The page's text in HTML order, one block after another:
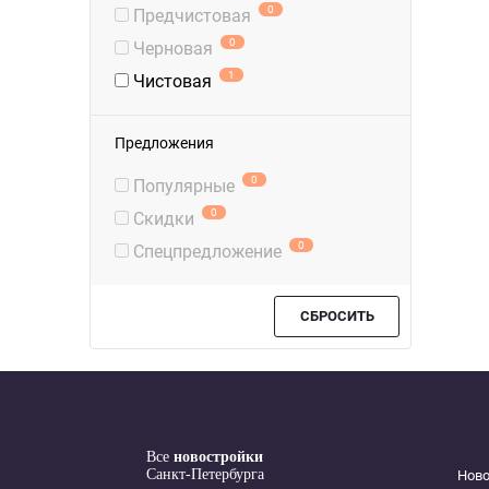
Предчистовая 0
Черновая 0
Чистовая 1
Предложения
Популярные 0
Скидки 0
Спецпредложение 0
СБРОСИТЬ
Все новостройки
Санкт-Петербурга